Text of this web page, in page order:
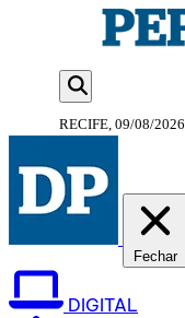
RECIFE, 09/08/2026
Fechar
DIGITAL